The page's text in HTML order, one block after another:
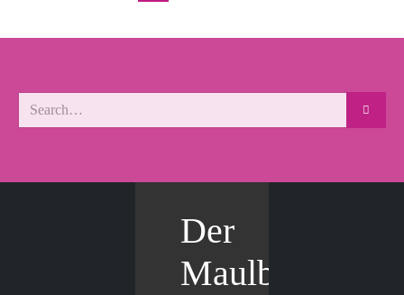
Der
Maulbär